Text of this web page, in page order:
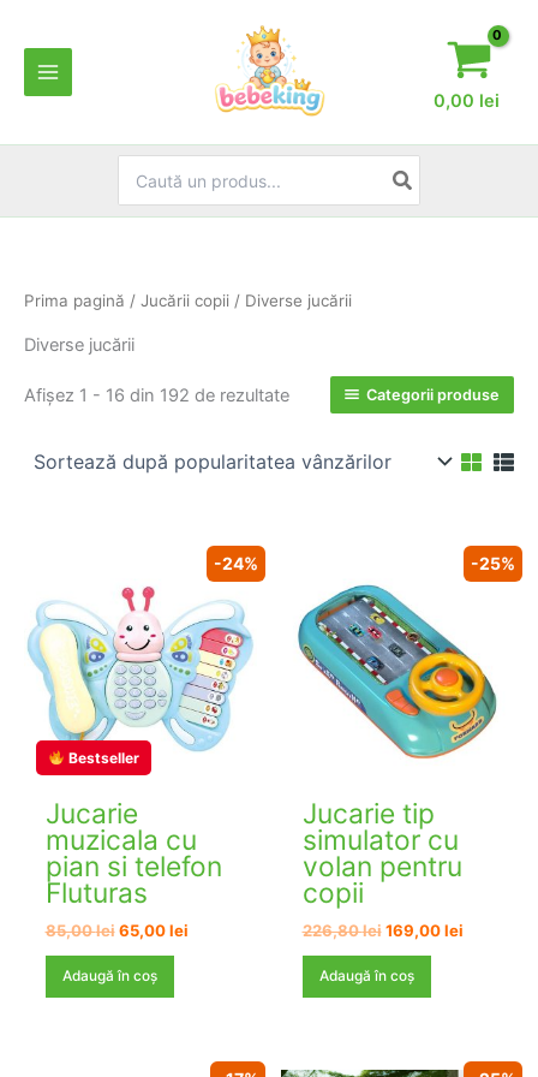
content
0,00 lei
for:
Prima pagină / Jucării copii / Diverse jucării
Diverse jucării
Afișez 1 - 16 din 192 de rezultateSortat Categorii produse
-24%
Bestseller
Jucarie
muzicala cu
pian si telefon
Fluturas
85,00lei Prețul
a
65,00leiPrețul
Adaugă în coș
-25%
Jucarie tip
simulator cu
volan pentru
copii
226,80lei Prețul
a
fost:
169,00leiPrețul
Adaugă în coș